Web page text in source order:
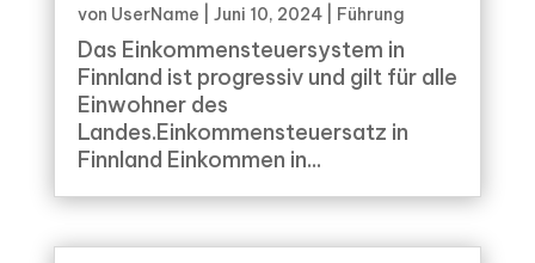
von UserName Juni 10, 2024| Führung
Das Einkommensteuersystem in
Finnland ist progressiv und gilt für alle
Einwohner des
Landes.Einkommensteuersatz in
Finnland Einkommen in...